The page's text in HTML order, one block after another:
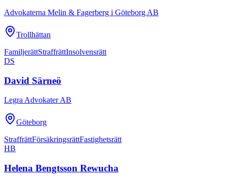
Advokaterna Melin & Fagerberg i Göteborg AB
Trollhättan
FamiljerättStraffrättInsolvensrätt
DS
David Särneö
Legra Advokater AB
Göteborg
StraffrättFörsäkringsrättFastighetsrätt
HB
Helena Bengtsson Rewucha